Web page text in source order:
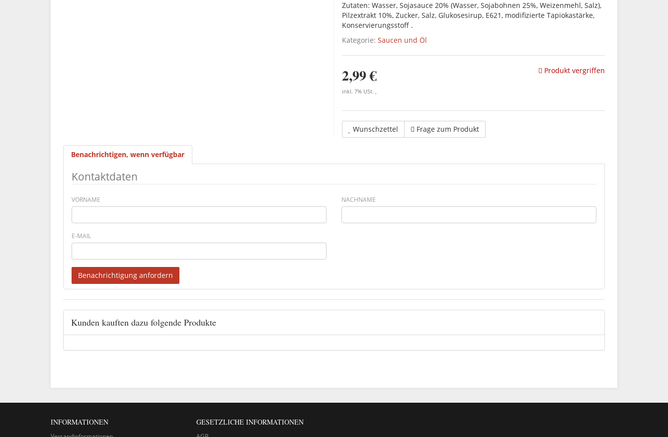
Zutaten: Wasser, Sojasauce 20% (Wasser, Sojabohnen 25%, Weizenmehl, Salz),
Pilzextrakt 10%, Zucker, Salz, Glukosesirup, E621, modifizierte Tapiokastärke,
Konservierungsstoff .
Kategorie: Saucen und Öl
2,99 €
inkl. 7% USt. ,
Produkt vergriffen
Wunschzettel Frage zum Produkt
Benachrichtigen, wenn verfügbar
Kontaktdaten
VORNAME NACHNAME
E-MAIL
Benachrichtigung anfordern
Kunden kauften dazu folgende Produkte
INFORMATIONEN GESETZLICHE INFORMATIONEN